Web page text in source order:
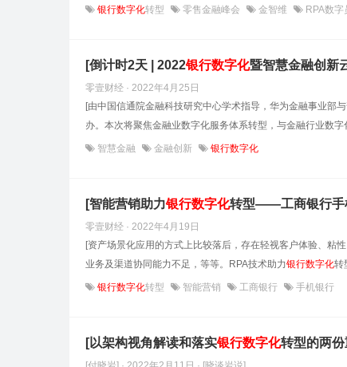
银行数字化转型 零售金融峰会 金智维 RPA数字
[倒计时2天 | 2022银行数字化暨智慧金融创新
零壹财经 · 2022年4月25日
[由中国信通院金融科技研究中心学术指导，华为金融事业部
办。本次将聚焦金融业数字化服务体系转型，与金融行业数字
智慧金融 金融创新 银行数字化
[智能营销助力银行数字化转型——工商银行手
零壹财经 · 2022年4月19日
[资产场景化应用的方式上比较落后，存在轻视客户体验、粘
业务及渠道协同能力不足，等等。RPA技术助力银行数字化转
银行数字化转型 智能营销 工商银行 手机银行
[以架构视角解读和落实银行数字化转型的两